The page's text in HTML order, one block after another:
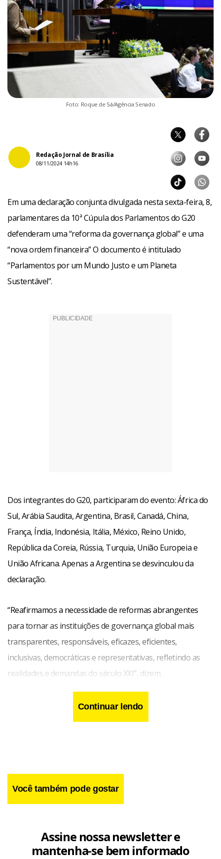
Foto: Roque de Sá/Agência Senado
Redação Jornal de Brasília
08/11/2024 14h16
Em uma declaração conjunta divulgada nesta sexta-feira, 8,
parlamentares da 10ª Cúpula dos Parlamentos do G20
defenderam uma “reforma da governança global” e uma
“nova ordem financeira” O documento é intitulado
“Parlamentos por um Mundo Justo e um Planeta
Sustentável”.
Dos integrantes do G20, participaram do evento: África do
Sul, Arábia Saudita, Argentina, Brasil, Canadá, China,
França, Índia, Indonésia, Itália, México, Reino Unido,
República da Coreia, Rússia, Turquia, União Europeia e
União Africana. Apenas a Argentina se desvinculou da
declaração.
“Reafirmamos a necessidade de reformas abrangentes
para tornar as instituições de governança global mais
transparentes, responsáveis, eficazes, eficientes,
inclusivas, democráticas e representativas, refletindo as
realidades e demandas do século XXI”, dizem.
Continuar lendo
Você também pode gostar
Assine nossa newsletter e
mantenha-se bem informado